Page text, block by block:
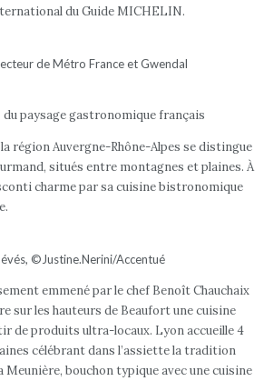
du Guide MICHELIN.
de Métro France et Gwendal
paysage gastronomique français
région Auvergne-Rhône-Alpes se distingue
situés entre montagnes et plaines. À
charme par sa cuisine bistronomique
©Justine.Nerini/Accentué
emmené par le chef Benoît Chauchaix
sur les hauteurs de Beaufort une cuisine
de produits ultra-locaux. Lyon accueille 4
célébrant dans l’assiette la tradition
Meunière, bouchon typique avec une cuisine